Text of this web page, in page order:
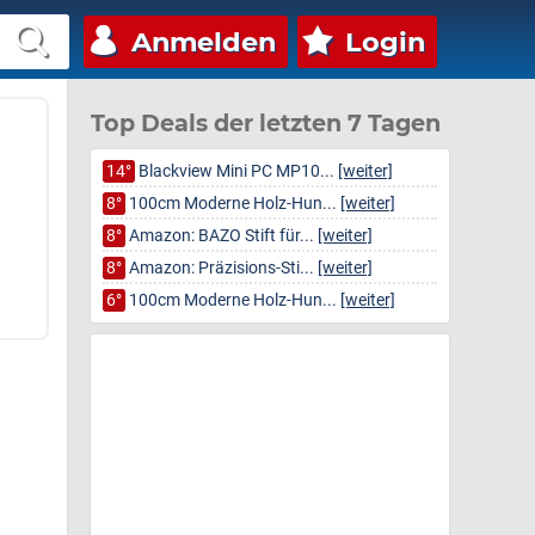
Anmelden Login
Top Deals der letzten 7 Tagen
14° Blackview Mini PC MP10... [weiter]
8° 100cm Moderne Holz-Hun... [weiter]
8° Amazon: BAZO Stift für... [weiter]
8° Amazon: Präzisions-Sti... [weiter]
6° 100cm Moderne Holz-Hun... [weiter]